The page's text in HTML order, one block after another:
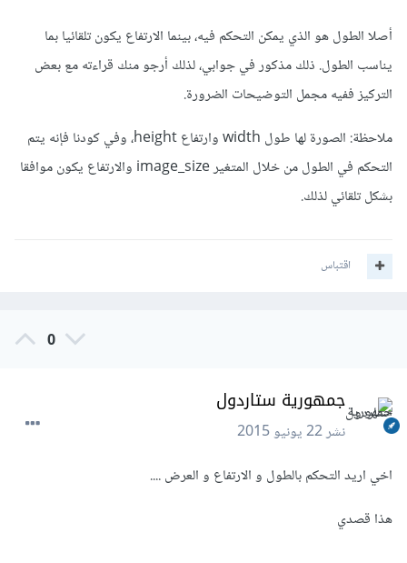
أصلا الطول هو الذي يمكن التحكم فيه، بينما الارتفاع يكون تلقائيا بما
يناسب الطول. ذلك مذكور في جوابي، لذلك أرجو منك قراءته مع بعض
التركيز ففيه مجمل التوضيحات الضرورة.
ملاحظة: الصورة لها طول width وارتفاع height، وفي كودنا فإنه يتم
التحكم في الطول من خلال المتغير image_size والارتفاع يكون موافقا
بشكل تلقائي لذلك.
اقتباس
0
جمهورية ستاردول
نشر22 يونيو 2015
اخي اريد التحكم بالطول و الارتفاع و العرض ....
هذا قصدي